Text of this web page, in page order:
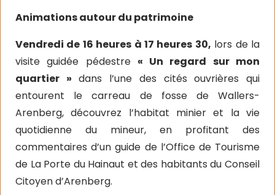
Animations autour du patrimoine
Vendredi de 16 heures à 17 heures 30, lors de la
visite guidée pédestre « Un regard sur mon
quartier » dans l’une des cités ouvrières qui
entourent le carreau de fosse de Wallers-
Arenberg, découvrez l’habitat minier et la vie
quotidienne du mineur, en profitant des
commentaires d’un guide de l’Office de Tourisme
de La Porte du Hainaut et des habitants du Conseil
Citoyen d’Arenberg.